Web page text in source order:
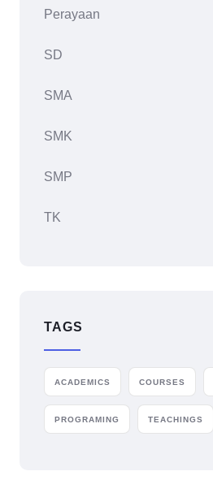
Perayaan
SD
SMA
SMK
SMP
TK
TAGS
ACADEMICS COURSES
PROGRAMING TEACHINGS